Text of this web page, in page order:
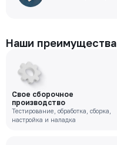
Наши преимущества
Свое сборочное
производство
Тестирование, обработка, сборка,
настройка и наладка